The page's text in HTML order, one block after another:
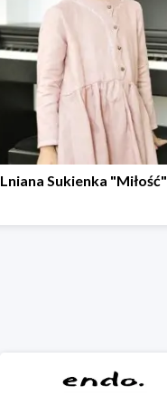
Lniana Sukienka "Miłość"